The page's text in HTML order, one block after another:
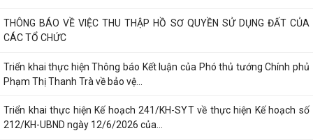
THÔNG BÁO VỀ VIỆC THU THẬP HỒ SƠ QUYỀN SỬ DỤNG ĐẤT CỦA
CÁC TỔ CHỨC
Triển khai thực hiện Thông báo Kết luận của Phó thủ tướng Chính phủ
Phạm Thị Thanh Trà về bảo vệ...
Triển khai thực hiện Kế hoạch 241/KH-SYT về thực hiện Kế hoạch số
212/KH-UBND ngày 12/6/2026 của...